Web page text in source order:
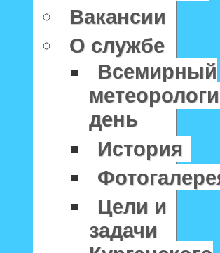
Вакансии
О службе
Всемирный
день
История
Цели и
задачи